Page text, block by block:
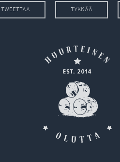
TWEETTAA TYKKÄÄ